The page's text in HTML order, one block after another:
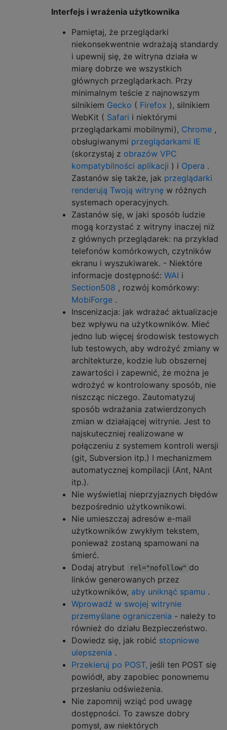
Interfejs i wrażenia użytkownika
Pamiętaj, że przeglądarki
niekonsekwentnie wdrażają standardy
i upewnij się, że witryna działa w
miarę dobrze we wszystkich
głównych przeglądarkach. Przy
minimalnym teście z najnowszym
silnikiem Gecko ( Firefox ), silnikiem
WebKit ( Safari i niektórymi
przeglądarkami mobilnymi), Chrome ,
obsługiwanymi przeglądarkami IE
(skorzystaj z obrazów VPC
kompatybilności aplikacji ) i Opera .
Zastanów się także, jak przeglądarki
renderują Twoją witrynę w różnych
systemach operacyjnych.
Zastanów się, w jaki sposób ludzie
mogą korzystać z witryny inaczej niż
z głównych przeglądarek: na przykład
telefonów komórkowych, czytników
ekranu i wyszukiwarek. - Niektóre
informacje dostępność: WAI i
Section508 , rozwój komórkowy:
MobiForge .
Inscenizacja: jak wdrażać aktualizacje
bez wpływu na użytkowników. Mieć
jedno lub więcej środowisk testowych
lub testowych, aby wdrożyć zmiany w
architekturze, kodzie lub obszernej
zawartości i zapewnić, że można je
wdrożyć w kontrolowany sposób, nie
niszcząc niczego. Zautomatyzuj
sposób wdrażania zatwierdzonych
zmian w działającej witrynie. Jest to
najskuteczniej realizowane w
połączeniu z systemem kontroli wersji
(git, Subversion itp.) I mechanizmem
automatycznej kompilacji (Ant, NAnt
itp.).
Nie wyświetlaj nieprzyjaznych błędów
bezpośrednio użytkownikowi.
Nie umieszczaj adresów e-mail
użytkowników zwykłym tekstem,
ponieważ zostaną spamowani na
śmierć.
Dodaj atrybut
rel="nofollow" do
linków generowanych przez
użytkowników, aby uniknąć spamu .
Wprowadź w swojej witrynie
przemyślane ograniczenia - należy to
również do działu Bezpieczeństwo.
Dowiedz się, jak robić stopniowe
ulepszenia .
Przekieruj po POST, jeśli ten POST się
powiódł, aby zapobiec ponownemu
przesłaniu odświeżenia.
Nie zapomnij wziąć pod uwagę
dostępności. To zawsze dobry
pomysł, aw niektórych